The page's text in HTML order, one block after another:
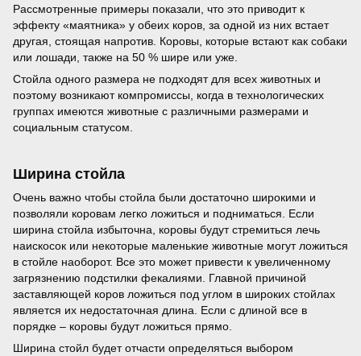
Рассмотренные примеры показали, что это приводит к
эффекту «маятника» у обеих коров, за одной из них встает
другая, стоящая напротив. Коровы, которые встают как собаки
или лошади, также на 50 % шире или уже.
Стойла одного размера не подходят для всех животных и
поэтому возникают компромиссы, когда в технологических
группах имеются животные с различными размерами и
социальным статусом.
Ширина стойла
Очень важно чтобы стойла были достаточно широкими и
позволяли коровам легко ложиться и подниматься. Если
ширина стойла избыточна, коровы будут стремиться лечь
наискосок или некоторые маленькие животные могут ложиться
в стойле наоборот. Все это может привести к увеличенному
загрязнению подстилки фекалиями. Главной причиной
заставляющей коров ложиться под углом в широких стойлах
является их недостаточная длина. Если с длиной все в
порядке – коровы будут ложиться прямо.
Ширина стойл будет отчасти определяться выбором